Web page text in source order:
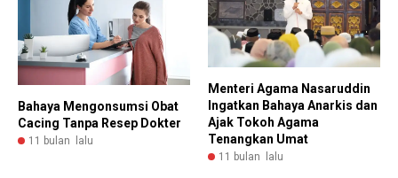
Bahaya Mengonsumsi Obat
Cacing Tanpa Resep Dokter
11 bulan lalu
Menteri Agama Nasaruddin
Ingatkan Bahaya Anarkis dan
Ajak Tokoh Agama
Tenangkan Umat
11 bulan lalu